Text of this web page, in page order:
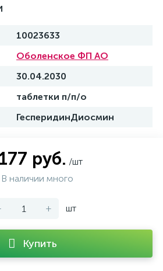
10023633
Оболенское ФП АО
30.04.2030
таблетки п/п/о
ГесперидинДиосмин
руб. /шт
В наличии много
+ шт
Купить